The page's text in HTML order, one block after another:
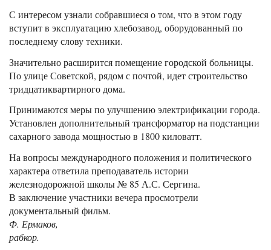
С интересом узнали собравшиеся о том, что в этом году
вступит в эксплуатацию хлебозавод, оборудованный по
последнему слову техники.
Значительно расширится помещение городской больницы.
По улице Советской, рядом с почтой, идет строительство
тридцатиквартирного дома.
Принимаются меры по улучшению электрификации города.
Установлен дополнительный трансформатор на подстанции
сахарного завода мощностью в 1800 киловатт.
На вопросы международного положения и политического
характера ответила преподаватель истории
железнодорожной школы № 85 А.С. Сергина.
В заключение участники вечера просмотрели
документальный фильм.
Ф. Ермаков,
рабкор.